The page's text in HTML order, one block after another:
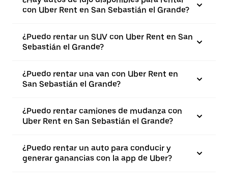
con Uber Rent en San Sebastián el Grande?
¿Puedo rentar un SUV con Uber Rent en San
Sebastián el Grande?
¿Puedo rentar una van con Uber Rent en
San Sebastián el Grande?
¿Puedo rentar camiones de mudanza con
Uber Rent en San Sebastián el Grande?
¿Puedo rentar un auto para conducir y
generar ganancias con la app de Uber?